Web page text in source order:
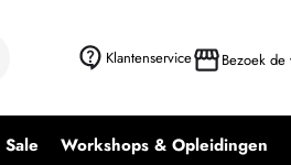
Klantenservice Bezoek de
Sale Workshops & Opleidingen